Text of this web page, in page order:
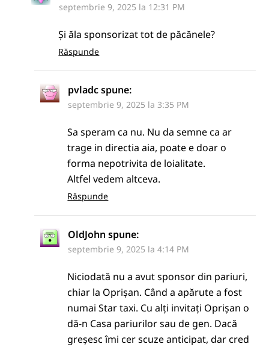
septembrie 9, 2025 la 12:31 PM
Și ăla sponsorizat tot de păcănele?
Răspunde
pvladc spune:
septembrie 9, 2025 la 3:35 PM
Sa speram ca nu. Nu da semne ca ar
trage in directia aia, poate e doar o
forma nepotrivita de loialitate.
Altfel vedem altceva.
Răspunde
OldJohn spune:
septembrie 9, 2025 la 4:14 PM
Niciodată nu a avut sponsor din pariuri,
chiar la Oprișan. Când a apărute a fost
numai Star taxi. Cu alți invitați Oprișan o
dă-n Casa pariurilor sau de gen. Dacă
greșesc îmi cer scuze anticipat, dar cred